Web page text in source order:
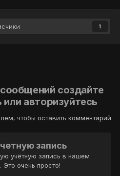
1
создайте
авторизуйтесь
чтобы оставить комментарий
запись
учётную запись в нашем
Это очень просто!